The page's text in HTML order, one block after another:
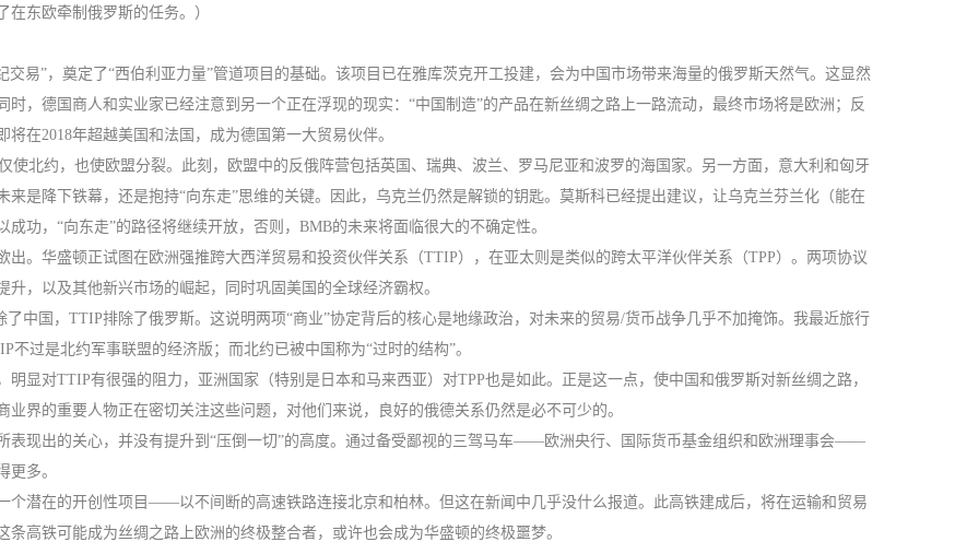
东欧牵制俄罗斯的任务。）
易”，奠定了“西伯利亚力量”管道项目的基础。该项目已在雅库茨克开工投建，会为中国市场带来海量的俄罗斯天然气。这显然
，德国商人和实业家已经注意到另一个正在浮现的现实：“中国制造”的产品在新丝绸之路上一路流动，最终市场将是欧洲；反
在2018年超越美国和法国，成为德国第一大贸易伙伴。
使北约，也使欧盟分裂。此刻，欧盟中的反俄阵营包括英国、瑞典、波兰、罗马尼亚和波罗的海国家。另一方面，意大利和匈牙
是降下铁幕，还是抱持“向东走”思维的关键。因此，乌克兰仍然是解锁的钥匙。莫斯科已经提出建议，让乌克兰芬兰化（能在
功，“向东走”的路径将继续开放，否则，BMB的未来将面临很大的不确定性。
。华盛顿正试图在欧洲强推跨大西洋贸易和投资伙伴关系（TTIP），在亚太则是类似的跨太平洋伙伴关系（TPP）。两项协议
，以及其他新兴市场的崛起，同时巩固美国的全球经济霸权。
中国，TTIP排除了俄罗斯。这说明两项“商业”协定背后的核心是地缘政治，对未来的贸易/货币战争几乎不加掩饰。我最近旅行
过是北约军事联盟的经济版；而北约已被中国称为“过时的结构”。
显对TTIP有很强的阻力，亚洲国家（特别是日本和马来西亚）对TPP也是如此。正是这一点，使中国和俄罗斯对新丝绸之路，
界的重要人物正在密切关注这些问题，对他们来说，良好的俄德关系仍然是必不可少的。
表现出的关心，并没有提升到“压倒一切”的高度。通过备受鄙视的三驾马车——欧洲央行、国际货币基金组织和欧洲理事会——
更多。
个潜在的开创性项目——以不间断的高速铁路连接北京和柏林。但这在新闻中几乎没什么报道。此高铁建成后，将在运输和贸易
高铁可能成为丝绸之路上欧洲的终极整合者，或许也会成为华盛顿的终极噩梦。